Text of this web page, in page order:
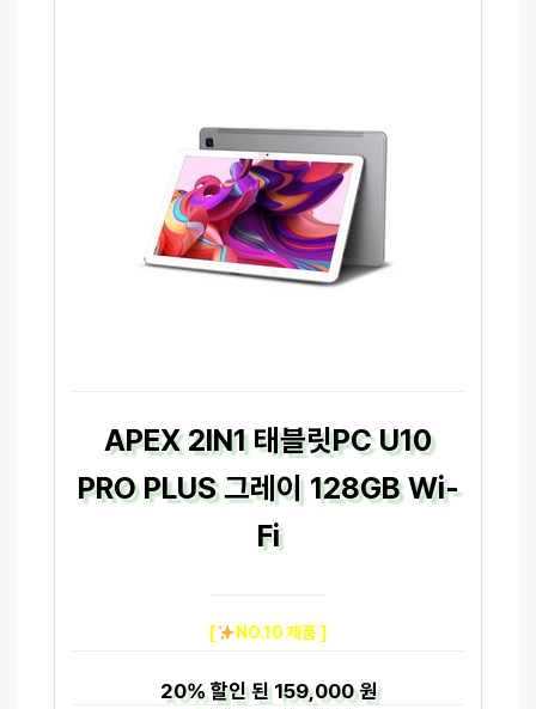
APEX 2IN1 태블릿PC U10
PRO PLUS 그레이 128GB Wi-
Fi
[ NO.10 제품 ]
20%할인 된159,000 원